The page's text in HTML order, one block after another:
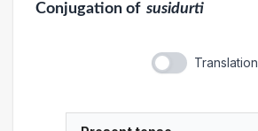
Conjugationof susidurti
Translation